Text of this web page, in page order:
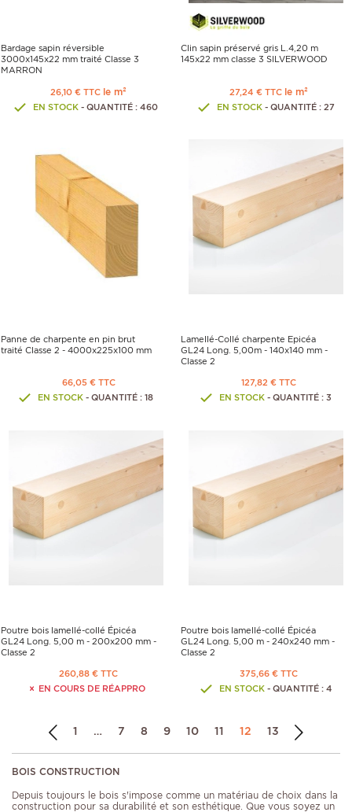
Bardage sapin réversible
3000x145x22 mm traité Classe 3
MARRON
26,10 € TTC le m²
EN STOCK - QUANTITÉ : 460
Clin sapin préservé gris L.4,20 m
145x22 mm classe 3 SILVERWOOD
27,24 € TTC le m²
EN STOCK- QUANTITÉ : 27
Panne de charpente en pin brut
traité Classe 2 - 4000x225x100 mm
66,05 € TTC
EN STOCK - QUANTITÉ : 18
Lamellé-Collé charpente Epicéa
GL24 Long. 5,00m - 140x140 mm -
Classe 2
127,82 € TTC
EN STOCK - QUANTITÉ : 3
Poutre bois lamellé-collé Épicéa
GL24 Long. 5,00 m - 200x200 mm -
Classe 2
260,88 € TTC
EN COURS DE RÉAPPRO
Poutre bois lamellé-collé Épicéa
GL24 Long. 5,00 m - 240x240 mm -
Classe 2
375,66 € TTC
EN STOCK- QUANTITÉ : 4
1 … 7 8 9 10 11 12 13
BOIS CONSTRUCTION
Depuis toujours le bois s'impose comme un matériau de choix dans la
construction pour sa durabilité et son esthétique. Que vous soyez un